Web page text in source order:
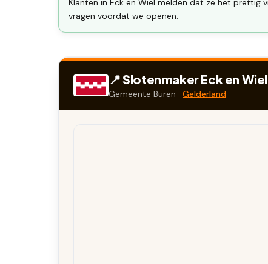
Klanten in Eck en Wiel melden dat ze het prettig
vragen voordat we openen.
📍 SlotenmakerEck en Wiel
Gemeente Buren · Gelderland